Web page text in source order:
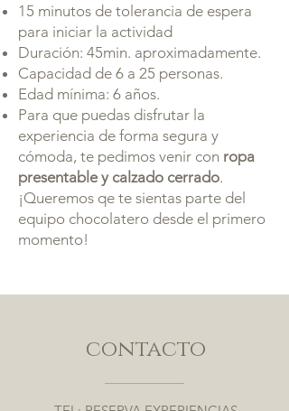
15 minutos de tolerancia de espera
para iniciar la actividad
Duración: 45min. aproximadamente.
Capacidad de 6 a 25 personas.
Edad mínima: 6 años.
Para que puedas disfrutar la
experiencia de forma segura y
cómoda, te pedimos venir con ropa
presentable y calzado cerrado.
¡Queremos qe te sientas parte del
equipo chocolatero desde el primero
momento!
contacto